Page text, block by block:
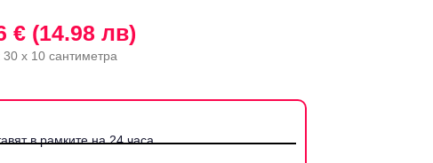
€ (14.98 лв)
x 10 сантиметра
в рамките на 24 часа.